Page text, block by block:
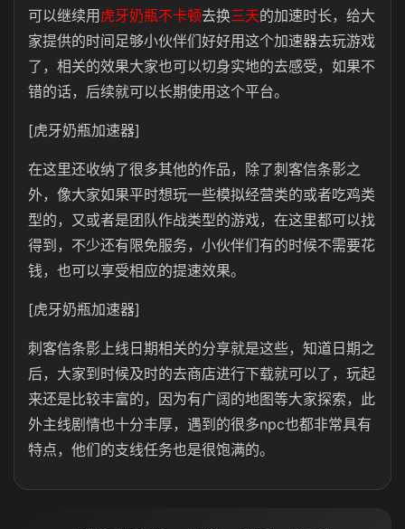
可以继续用 虎牙奶瓶不卡顿去换三天的加速时长，给大
家提供的时间足够小伙伴们好好用这个加速器去玩游戏
了，相关的效果大家也可以切身实地的去感受，如果不
错的话，后续就可以长期使用这个平台。
[虎牙奶瓶加速器]
在这里还收纳了很多其他的作品，除了刺客信条影之
外，像大家如果平时想玩一些模拟经营类的或者吃鸡类
型的，又或者是团队作战类型的游戏，在这里都可以找
得到，不少还有限免服务，小伙伴们有的时候不需要花
钱，也可以享受相应的提速效果。
[虎牙奶瓶加速器]
刺客信条影上线日期相关的分享就是这些，知道日期之
后，大家到时候及时的去商店进行下载就可以了，玩起
来还是比较丰富的，因为有广阔的地图等大家探索，此
外主线剧情也十分丰厚，遇到的很多npc也都非常具有
特点，他们的支线任务也是很饱满的。